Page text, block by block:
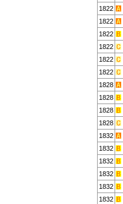
1822
1822
1822
1822
1822
1822
1828
1828
1828
1828
1832
1832
1832
1832
1832
1832